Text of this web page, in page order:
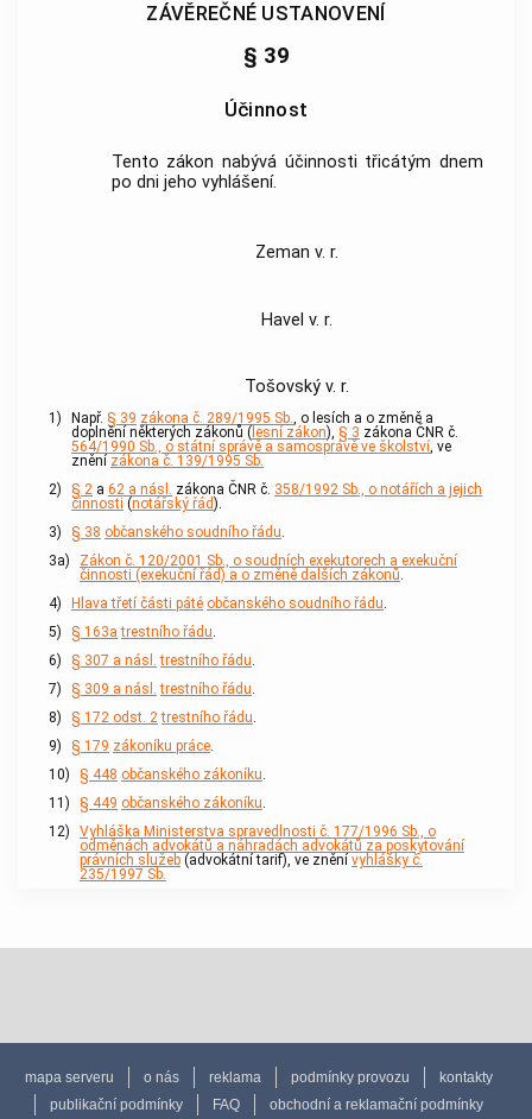
ZÁVĚREČNÉ USTANOVENÍ
§ 39
Účinnost
Tento zákon nabývá účinnosti třicátým dnem
po dni jeho vyhlášení.
Zeman v. r.
Havel v. r.
Tošovský v. r.
1) Např. § 39 zákona č. 289/1995 Sb.
, o lesích a o změně a
doplnění některých zákonů ( lesní zákon), § 3 zákona ČNR č.
564/1990 Sb., o státní správě a samosprávě ve školství , ve
znění zákona č. 139/1995 Sb.
2)
§ 2 a 62 a násl. zákona ČNR č. 358/1992 Sb., o notářích a jejich
činnosti (notářský řád).
3)
§ 38 občanského soudního řádu
3a)
Zákon č. 120/2001 Sb., o soudních exekutorech a exekuční
činnosti (exekuční řád) a o změně dalších zákonů
4)
Hlava třetí části páté občanského soudního řádu
5)
§ 163a trestního řádu
6)
§ 307 a násl. trestního řádu
7)
§ 309 a násl. trestního řádu
8)
§ 172 odst. 2 trestního řádu
9)
§ 179 zákoníku práce
10)
§ 448 občanského zákoníku
11)
§ 449 občanského zákoníku
12)
Vyhláška Ministerstva spravedlnosti č. 177/1996 Sb., o
odměnách advokátů a náhradách advokátů za poskytování
právních služeb (advokátní tarif), ve znění vyhlášky č.
235/1997 Sb.
mapa serveru o nás reklama podmínky provozu
kontakty
publikační podmínky
FAQ obchodní a reklamační podmínky